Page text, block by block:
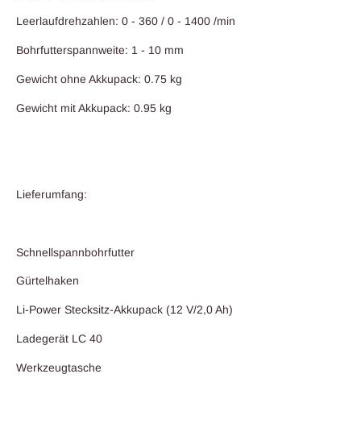
Leerlaufdrehzahlen: 0 - 360 / 0 - 1400 /min
Bohrfutterspannweite: 1 - 10 mm
Gewicht ohne Akkupack: 0.75 kg
Gewicht mit Akkupack: 0.95 kg
Lieferumfang:
Schnellspannbohrfutter
Gürtelhaken
Li-Power Stecksitz-Akkupack (12 V/2,0 Ah)
Ladegerät LC 40
Werkzeugtasche